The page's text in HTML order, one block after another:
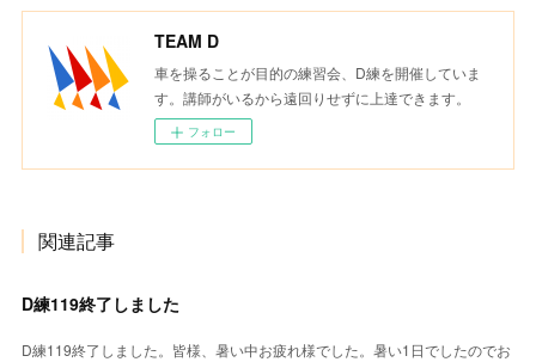
TEAM D
車を操ることが目的の練習会、D練を開催していま
す。講師がいるから遠回りせずに上達できます。
フォロー
関連記事
D練119終了しました
D練119終了しました。皆様、暑い中お疲れ様でした。暑い1日でしたのでお